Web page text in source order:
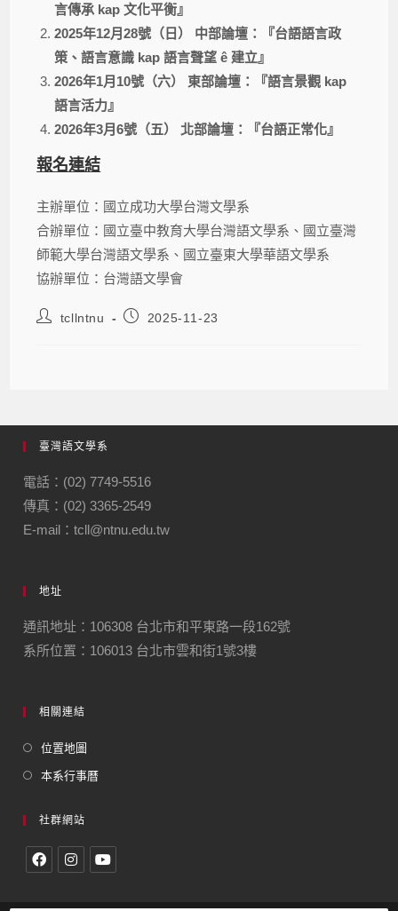
言傳承 kap 文化平衡』
2025年12月28號（日） 中部論壇：『台語語言政
策、語言意識 kap 語言聲望 ê 建立』
2026年1月10號（六） 東部論壇：『語言景觀 kap
語言活力』
2026年3月6號（五） 北部論壇：『台語正常化』
報名連結
主辦單位：國立成功大學台灣文學系
合辦單位：國立臺中教育大學台灣語文學系、國立臺灣
師範大學台灣語文學系、國立臺東大學華語文學系
協辦單位：台灣語文學會
tcllntnu 2025-11-23
臺灣語文學系
電話：(02) 7749-5516
傳真：(02) 3365-2549
E-mail：tcll@ntnu.edu.tw
地址
通訊地址：106308 台北市和平東路一段162號
系所位置：106013 台北市雲和街1號3樓
相關連結
位置地圖
本系行事曆
社群網站